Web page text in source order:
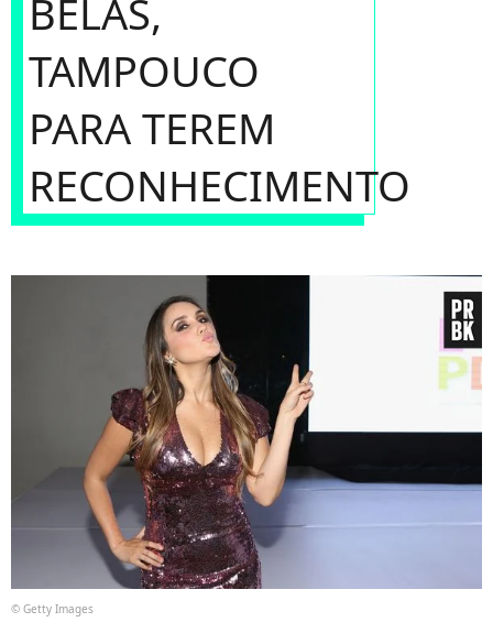
BELAS,
TAMPOUCO
PARA TEREM
RECONHECIMENTO
© Getty Images